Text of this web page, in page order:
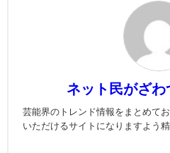
ネット民がざわ
芸能界のトレンド情報をまとめて
いただけるサイトになりますよう精